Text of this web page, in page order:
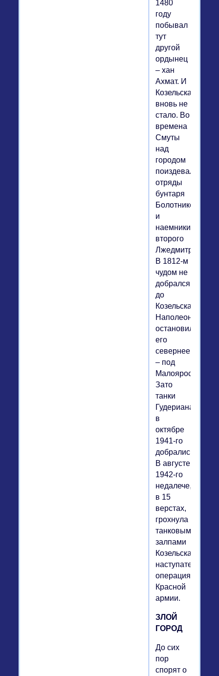
1480
году
побывал
тут
другой
ордынец
– хан
Ахмат. И
Козельска
вновь не
стало. Во
времена
Смуты
над
городом
поиздевались
отряды
бунтаря
Болотникова
и
наемники
второго
Лжедмитрия.
В 1812-м
чудом не
добрался
до
Козельска
Наполеон,
остановили
его
севернее
– под
Зато
танки
Гудериана
в
октябре
1941-го
добрались.
В августе
1942-го
недалече,
в 15
верстах,
грохнула
танковыми
залпами
Козельская
наступательная
операция
Красной
армии.
ЗЛОЙ
ГОРОД
До сих
пор
спорят о